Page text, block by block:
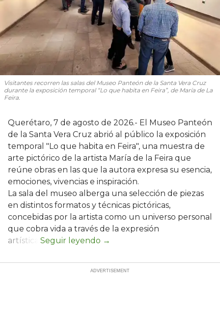
Visitantes recorren las salas del Museo Panteón de la Santa Vera Cruz
durante la exposición temporal “Lo que habita en Feira”, de María de La
Feira.
Querétaro, 7 de agosto de 2026.- El Museo Panteón
de la Santa Vera Cruz abrió al público la exposición
temporal "Lo que habita en Feira", una muestra de
arte pictórico de la artista María de la Feira que
reúne obras en las que la autora expresa su esencia,
emociones, vivencias e inspiración.
La sala del museo alberga una selección de piezas
en distintos formatos y técnicas pictóricas,
concebidas por la artista como un universo personal
que cobra vida a través de la expresión
artística.